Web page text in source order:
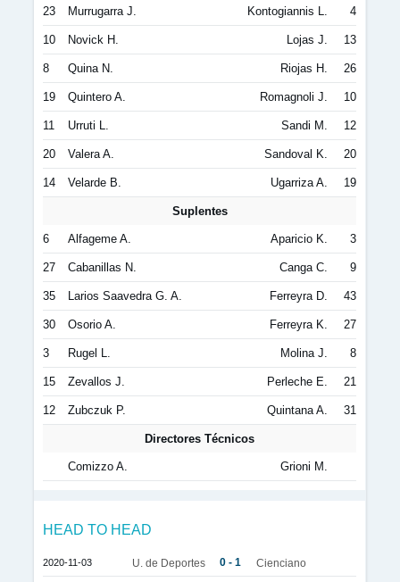
23 Murrugarra J. Kontogiannis L. 4
10 Novick H. Lojas J. 13
8 Quina N. Riojas H. 26
19 Quintero A. Romagnoli J. 10
11 Urruti L. Sandi M. 12
20 Valera A. Sandoval K. 20
14 Velarde B. Ugarriza A. 19
Suplentes
6 Alfageme A. Aparicio K. 3
27 Cabanillas N. Canga C. 9
35 Larios Saavedra G. A. Ferreyra D. 43
30 Osorio A. Ferreyra K. 27
3 Rugel L. Molina J. 8
15 Zevallos J. Perleche E. 21
12 Zubczuk P. Quintana A. 31
Directores Técnicos
Comizzo A. Grioni M.
HEAD TO HEAD
2020-11-03 U. de Deportes 0 - 1 Cienciano